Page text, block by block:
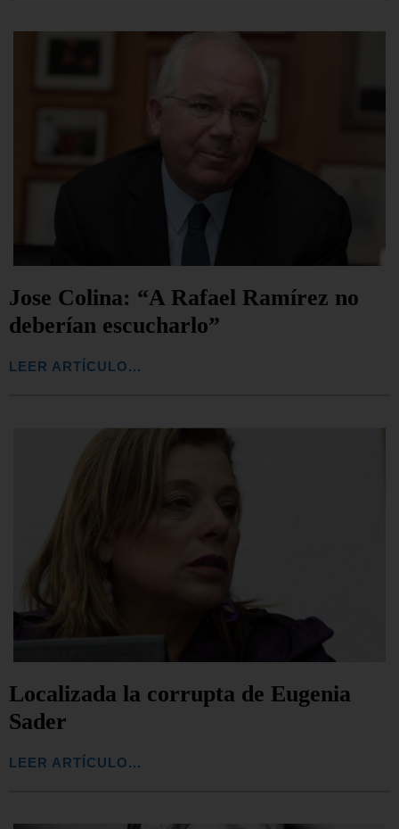
Jose Colina: “A Rafael Ramírez no
deberían escucharlo”
LEER ARTÍCULO...
Localizada la corrupta de Eugenia
Sader
LEER ARTÍCULO...